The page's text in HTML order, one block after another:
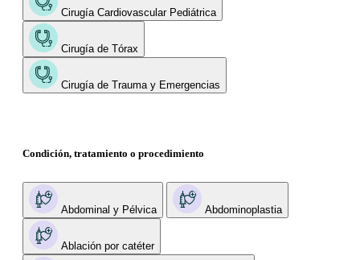
Cirugía Cardiovascular Pediátrica
Cirugía de Tórax
Cirugía de Trauma y Emergencias
Condición, tratamiento o procedimiento
Abdominal y Pélvica Abdominoplastia
Ablación por catéter